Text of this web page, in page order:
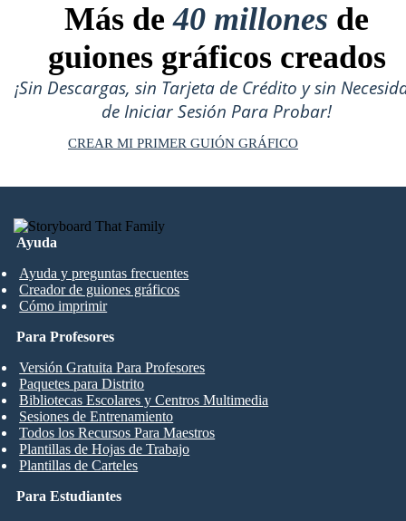
Más de40 millones de
guiones gráficos creados
¡Sin Descargas, sin Tarjeta de Crédito y sin
de Iniciar Sesión Para Probar!
CREAR MI PRIMER GUIÓN GRÁFICO
Ayuda
Ayuda y preguntas frecuentes
Creador de guiones gráficos
Cómo imprimir
Para Estudiantes
Para Profesores
Versión Gratuita Para Profesores
Paquetes para Distrito
Bibliotecas Escolares y Centros Multimedia
Sesiones de Entrenamiento
Todos los Recursos Para Maestros
Plantillas de Hojas de Trabajo
Plantillas de Carteles